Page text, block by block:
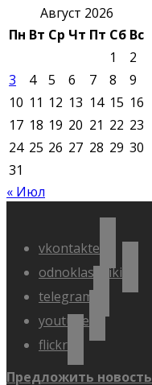
Август 2026
Пн Вт Ср Чт Пт Сб Вс
1
2
3
4 5 6 7 8
9
10 11 12 13 14 15 16
17 18 19 20 21 22 23
24 25 26 27 28 29 30
31
« Июл
vkontakte
odnoklassniki
telegram
youtube
flickr
Предложить новость